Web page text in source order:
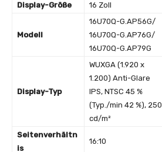
Display-Größe
16 Zoll
Modell
16U70Q-G.AP56G/
16U70Q-G.AP76G/
16U70Q-G.AP79G
Display-Typ
WUXGA (1.920 x
1.200) Anti-Glare
IPS, NTSC 45 %
(Typ./min 42 %), 250
cd/m²
Seitenverhältn
is
16:10